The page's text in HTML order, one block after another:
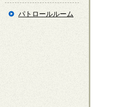
パトロールルーム